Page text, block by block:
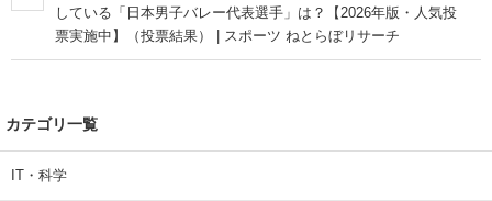
している「日本男子バレー代表選手」は？【2026年版・人気投
票実施中】（投票結果） | スポーツ ねとらぼリサーチ
カテゴリ一覧
IT・科学